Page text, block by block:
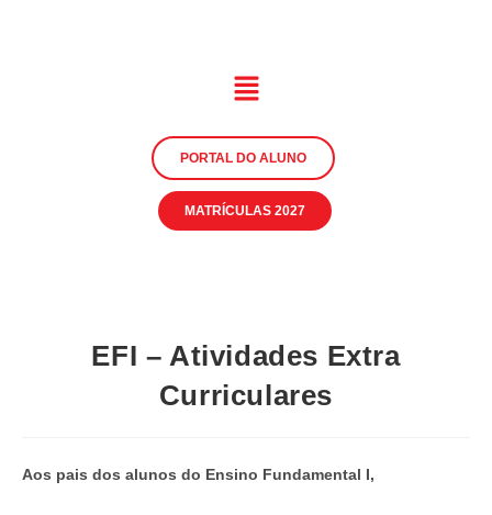
PORTAL DO ALUNO
MATRÍCULAS 2027
EFI – Atividades Extra
Curriculares
Aos pais dos alunos do Ensino Fundamental I,